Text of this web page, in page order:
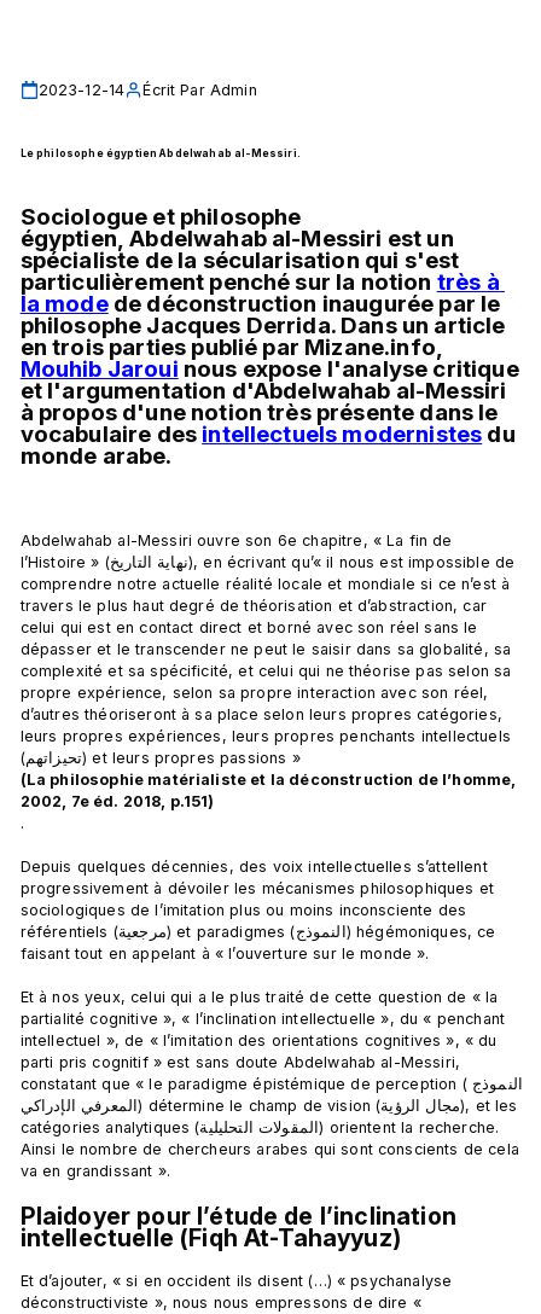
2023-12-14 Écrit Par Admin
Le philosophe égyptien Abdelwahab al-Messiri.
Sociologue et philosophe
égyptien, Abdelwahab al-Messiri est un
spécialiste de la sécularisation qui s'est
particulièrement penché sur la notion très à
la mode de déconstruction inaugurée par le
philosophe Jacques Derrida. Dans un article
Mouhib Jaroui nous expose l'analyse critique
et l'argumentation d'Abdelwahab al-Messiri
à propos d'une notion très présente dans le
vocabulaire des intellectuels modernistes du
monde arabe.
Abdelwahab al-Messiri ouvre son 6e chapitre, « La fin de
l’Histoire » (نهاية التاريخ), en écrivant qu’« il nous est impossible de
comprendre notre actuelle réalité locale et mondiale si ce n’est à
travers le plus haut degré de théorisation et d’abstraction, car
celui qui est en contact direct et borné avec son réel sans le
dépasser et le transcender ne peut le saisir dans sa globalité, sa
complexité et sa spécificité, et celui qui ne théorise pas selon sa
propre expérience, selon sa propre interaction avec son réel,
d’autres théoriseront à sa place selon leurs propres catégories,
leurs propres expériences, leurs propres penchants intellectuels
(تحيزاتهم) et leurs propres passions »
(La philosophie matérialiste et la déconstruction de l’homme,
2002, 7e éd. 2018, p.151)
.
Depuis quelques décennies, des voix intellectuelles s’attellent
progressivement à dévoiler les mécanismes philosophiques et
sociologiques de l’imitation plus ou moins inconsciente des
référentiels (مرجعية) et paradigmes (النموذج) hégémoniques, ce
faisant tout en appelant à « l’ouverture sur le monde ».
Et à nos yeux, celui qui a le plus traité de cette question de « la
partialité cognitive », « l’inclination intellectuelle », du « penchant
intellectuel », de « l’imitation des orientations cognitives », « du
parti pris cognitif » est sans doute Abdelwahab al-Messiri,
constatant que « le paradigme épistémique de perception (النموذج
المعرفي الإدراكي) détermine le champ de vision (مجال الرؤية), et les
catégories analytiques (المقولات التحليلية) orientent la recherche.
Ainsi le nombre de chercheurs arabes qui sont conscients de cela
Plaidoyer pour l’étude de l’inclination
intellectuelle (Fiqh At-Tahayyuz)
Et d’ajouter, « si en occident ils disent (…) « psychanalyse
déconstructiviste », nous nous empressons de dire «